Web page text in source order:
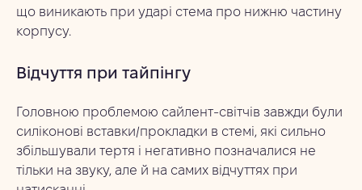
що виникають при ударі стема про нижню частину
корпусу.
Відчуття при тайпінгу
Головною проблемою сайлент-світчів завжди були
силіконові вставки/прокладки в стемі, які сильно
збільшували тертя і негативно позначалися не
тільки на звуку, але й на самих відчуттях при